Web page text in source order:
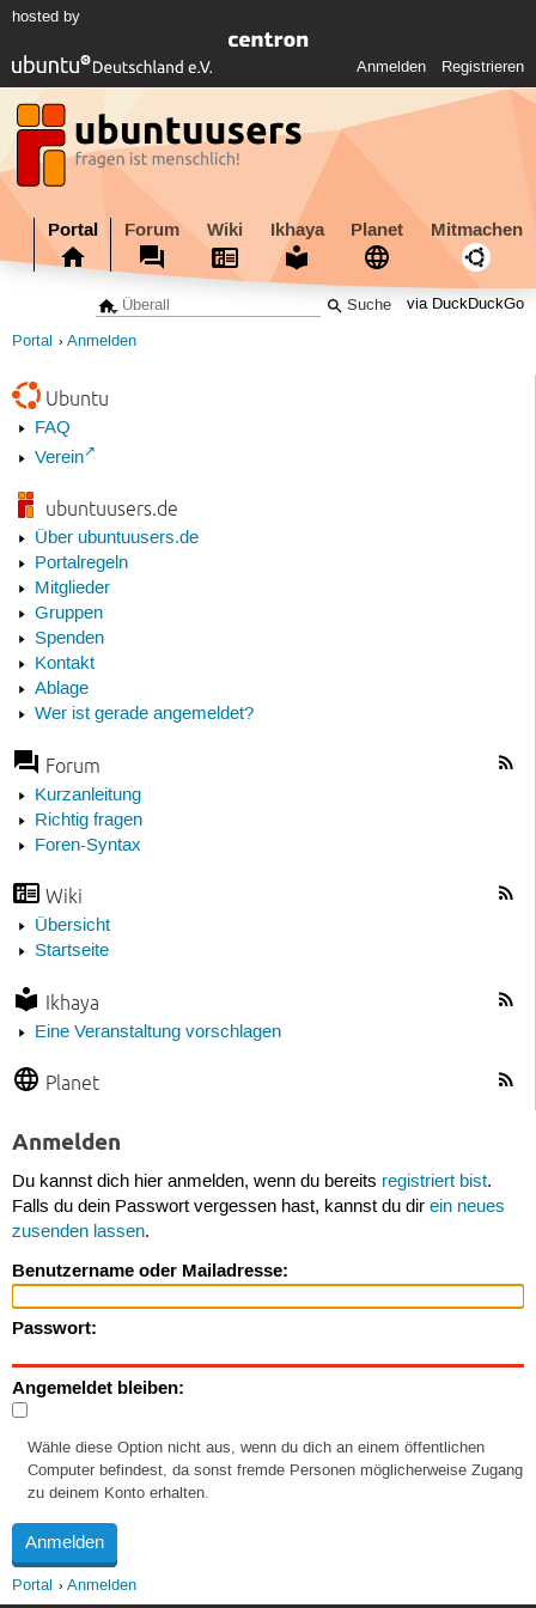
hosted by
Anmelden Registrieren
Portal Forum Wiki Ikhaya Planet Mitmachen
via DuckDuckGo
Portal Anmelden
Ubuntu
FAQ
Verein
ubuntuusers.de
Über ubuntuusers.de
Portalregeln
Mitglieder
Gruppen
Spenden
Kontakt
Ablage
Wer ist gerade angemeldet?
Forum
Kurzanleitung
Richtig fragen
Foren-Syntax
Wiki
Übersicht
Startseite
Ikhaya
Eine Veranstaltung vorschlagen
Planet
Anmelden
Du kannst dich hier anmelden, wenn du bereits registriert bist.
Falls du dein Passwort vergessen hast, kannst du dir ein neues
zusenden lassen.
Benutzername oder Mailadresse:
Passwort:
Angemeldet bleiben:
Wähle diese Option nicht aus, wenn du dich an einem öffentlichen
Computer befindest, da sonst fremde Personen möglicherweise Zugang
zu deinem Konto erhalten.
Portal Anmelden